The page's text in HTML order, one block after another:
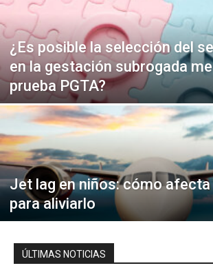
¿Es posible la selección del
en la gestación subrogada
prueba PGTA?
Jet lag en niños: cómo afecta
para aliviarlo
ÚLTIMAS NOTICIAS